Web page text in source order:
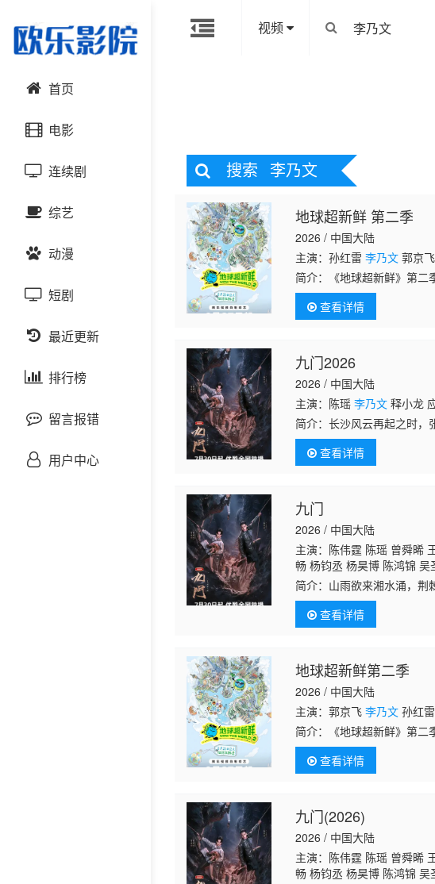
视频
首页
电影
动作片
喜剧片
爱情片
科幻片
恐怖片
剧情片
战争片
悬疑片
连续剧
国产剧
港台剧
日韩剧
欧美剧
泰国剧
综艺
大陆综艺
日韩综艺
港台综艺
欧美综艺
动漫
国产动漫
日韩动漫
欧美动漫
短剧
最近更新
排行榜
留言报错
用户中心
搜索 李乃文
地球超新鲜 第二季
2026 / 中国大陆
主演：孙红雷李乃文 郭京
简介：
《地球超新鲜》第
地球的脉络，探索更全面的
不仅延续赛道欢
查看详情
九门2026
2026 / 中国大陆
主演：陈瑶李乃文 释小龙
简介：长沙风云再起之时，
与九门诸人共赴冒险奇局。
情、门派担当与
查看详情
九门
2026 / 中国大陆
主演：陈伟霆 陈瑶 曾舜晞
畅 杨钧丞 杨昊博 陈鸿锦
简介： 山雨欲来湘水涌，荆
查看详情
地球超新鲜第二季
2026 / 中国大陆
主演：郭京飞李乃文 孙红
简介：
《地球超新鲜》第
地球的脉络，探索更全面的
不仅延续赛道欢
查看详情
九门(2026)
2026 / 中国大陆
主演：陈伟霆 陈瑶 曾舜晞
畅 杨钧丞 杨昊博 陈鸿锦